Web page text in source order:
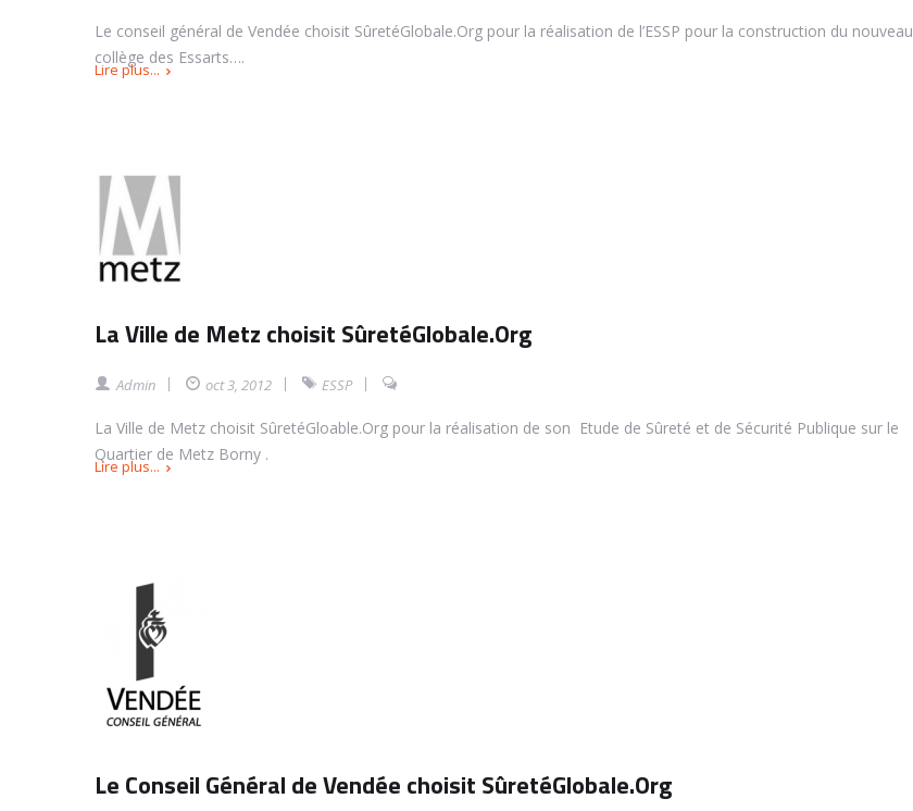
Le conseil général de Vendée choisit SûretéGlobale.Org pour la réalisation de l’ESSP pour la construction du nouveau
collège des Essarts….
Lire plus...
La Ville de Metz choisit SûretéGlobale.Org
Admin oct 3, 2012 ESSP
La Ville de Metz choisit SûretéGloable.Org pour la réalisation de son Etude de Sûreté et de Sécurité Publique sur le
Quartier de Metz Borny .
Lire plus...
Le Conseil Général de Vendée choisit SûretéGlobale.Org